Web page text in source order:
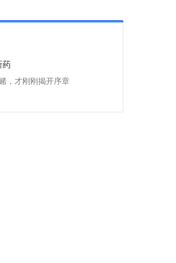
药
，才刚刚揭开序章